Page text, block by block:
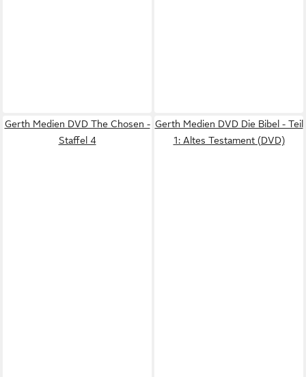
Gerth Medien DVD The Chosen -
Staffel 4
Gerth Medien DVD Die Bibel - Teil
1: Altes Testament (DVD)